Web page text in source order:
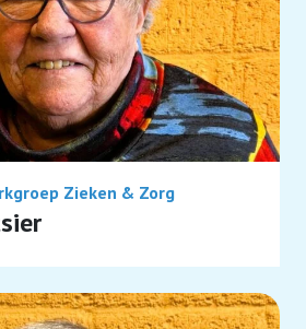
Zieken & Zorg